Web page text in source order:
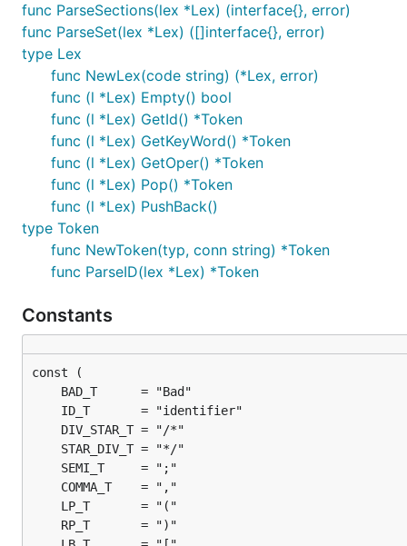
ESL有默认做and的逻辑（暂时没有and关键字），但有
in表示某个属性属于某个集合或区间，它只适用于
not in
or
适用于条件与条件之间或域与域之间。
条件(COND)： 条件是由一个属性识别符加
"city" not in ("ShenZhen");
条件之间可以取并集。如：
"city" in ("ShenZhen") or "weight" in ["18.5":"23.99"];
节(SECTION)：若干条件的组合称为节，节会将它所有条件
"city"
not in
域(DOMAIN)
{"city"not in
("ShenZhen");}
{"city" in ("XiAn");} or {"weight" in ["18.5":"23.99"];}
{{{{"city"not in ("ShenZhen");}}/
：跟C语言一样，用
func ParseSections(lex *Lex) (interface{}, error)
func ParseSet(lex *Lex) ([]interface{}, error)
type Lex
func NewLex(code string) (*Lex, error)
func (l *Lex) Empty() bool
func (l *Lex) GetId() *Token
func (l *Lex) GetKeyWord() *Token
func (l *Lex) GetOper() *Token
func (l *Lex) Pop() *Token
func (l *Lex) PushBack()
type Token
func NewToken(typ, conn string) *Token
func ParseID(lex *Lex) *Token
Constants